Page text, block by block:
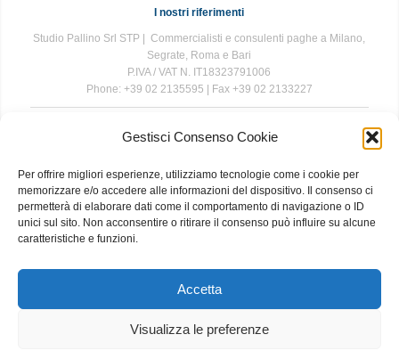
Gestisci Consenso Cookie
Per offrire migliori esperienze, utilizziamo tecnologie come i cookie per
memorizzare e/o accedere alle informazioni del dispositivo. Il consenso ci
permetterà di elaborare dati come il comportamento di navigazione o ID
unici sul sito. Non acconsentire o ritirare il consenso può influire su alcune
caratteristiche e funzioni.
Accetta
Visualizza le preferenze
I nostri riferimenti
Studio Pallino Srl STP | Commercialisti e consulenti paghe a Milano,
Segrate, Roma e Bari
P.IVA / VAT N. IT18323791006
Phone: +39 02 2135595 | Fax +39 02 2133227
The information contained in this website is for general information
while we endeavour to keep the information up to date and correct, we
make no representations or warranties of any kind, express or implied,
about the completeness, accuracy, reliability, suitability or availability
with respect to the website or the information, products, services, or
related graphics contained on the website for any purpose. Any
|Contact|Privacy and Cookie Policy